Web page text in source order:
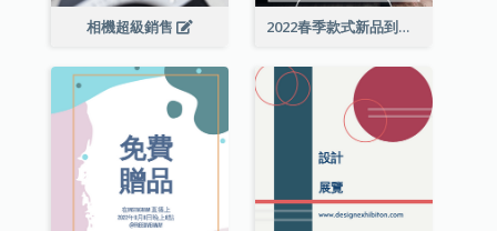
相機超級銷售 2022春季款式新品到店宣傳單張